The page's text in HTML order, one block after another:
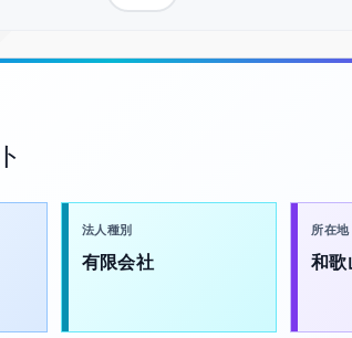
法人種別
有限会社
所在地
和歌